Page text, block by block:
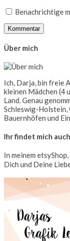
Benachrichtige
Über mich
Ich, Darja, bin freie
kleinen Mädchen (4
Land. Genau
Schleswig-Holstein,
Bauernhöfen und
Ihr findet mich
In meinem
Dich und Deine